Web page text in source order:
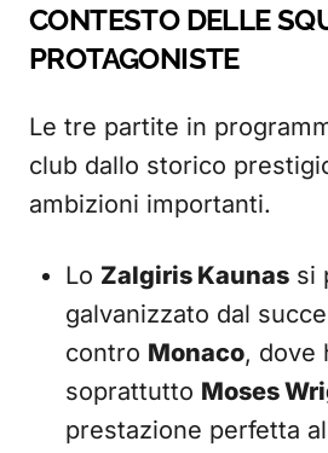
CONTESTO DELLE
PROTAGONISTE
Le tre partite in
club dallo storico
ambizioni importanti.
Lo Zalgiris Kaunas si
galvanizzato dal
contro Monaco, dove
soprattutto Moses
prestazione perfetta